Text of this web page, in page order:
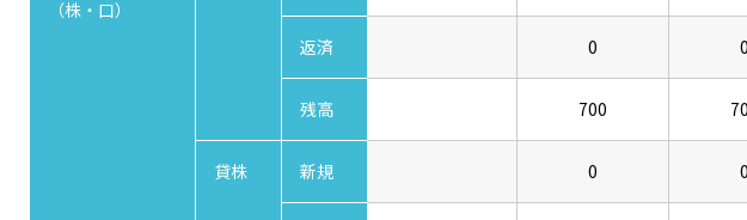
（株・口）
返済 0 0
残高 700
貸株 新規 0 0